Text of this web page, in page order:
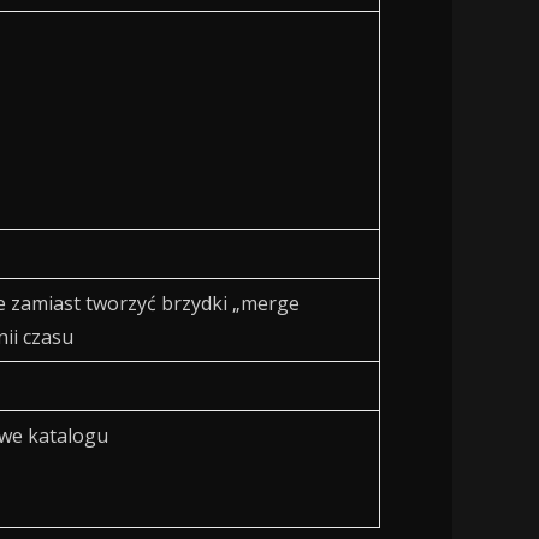
zamiast tworzyć brzydki „merge
czasu
katalogu